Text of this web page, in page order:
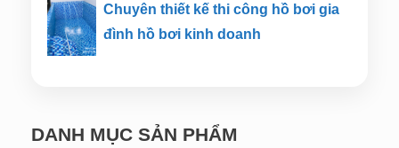
Chuyên thiết kế thi công hồ bơi gia
đình hồ bơi kinh doanh
DANH MỤC SẢN PHẨM